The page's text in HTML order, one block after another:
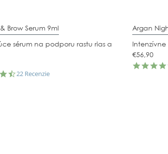
Brow Serum 9ml
sérum na podporu rastu rias a
4.7
22 Recenzie
Argan
€56,90